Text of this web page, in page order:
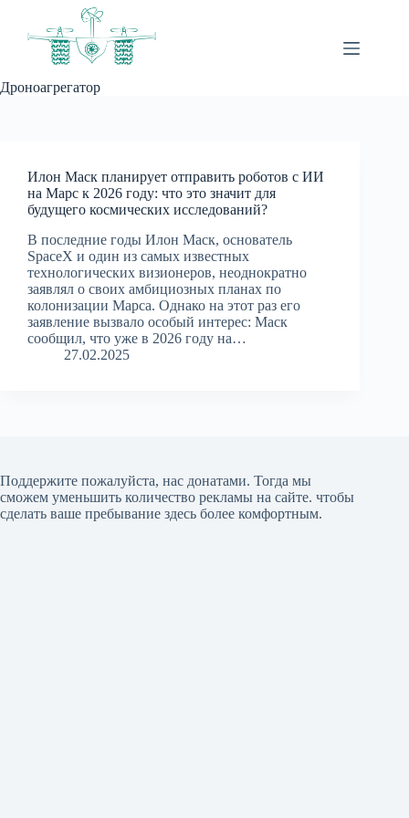
Дроноагрегатор
Илон Маск планирует отправить роботов с ИИ
на Марс к 2026 году: что это значит для
будущего космических исследований?
В последние годы Илон Маск, основатель
SpaceX и один из самых известных
технологических визионеров, неоднократно
заявлял о своих амбициозных планах по
колонизации Марса. Однако на этот раз его
заявление вызвало особый интерес: Маск
сообщил, что уже в 2026 году на…
27.02.2025
Поддержите пожалуйста, нас донатами. Тогда мы
сможем уменьшить количество рекламы на сайте. чтобы
сделать ваше пребывание здесь более комфортным.